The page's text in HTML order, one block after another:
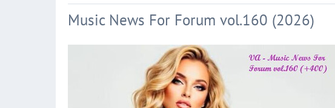
Music News For Forum vol.160 (2026)